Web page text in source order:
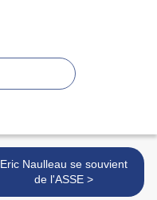
Eric Naulleau se souvient
de l'ASSE >